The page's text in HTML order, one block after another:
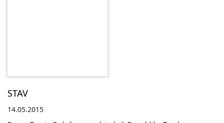
STAV
14.05.2015